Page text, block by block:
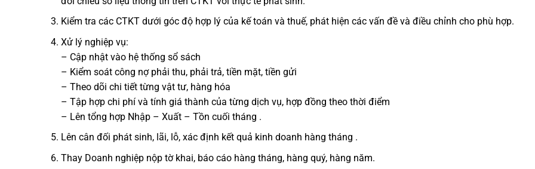
Kiểm tra các CTKT dưới góc độ hợp lý của kế toán và thuế, phát hiện các vấn đề và điều chỉnh cho phù hợp.
Xử lý nghiệp vụ:
– Cập nhật vào hệ thống sổ sách
– Kiểm soát công nợ phải thu, phải trả, tiền mặt, tiền gửi
– Theo dõi chi tiết từng vật tư, hàng hóa
– Tập hợp chi phí và tính giá thành của từng dịch vụ, hợp đồng theo thời điểm
– Lên tổng hợp Nhập – Xuất – Tồn cuối tháng .
Lên cân đối phát sinh, lãi, lỗ, xác định kết quả kinh doanh hàng tháng .
Thay Doanh nghiệp nộp tờ khai, báo cáo hàng tháng, hàng quý, hàng năm.